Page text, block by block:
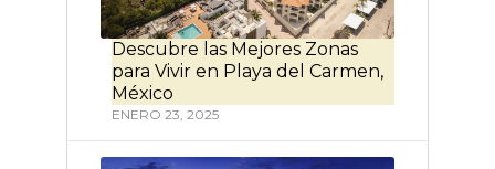
Descubre las Mejores Zonas
para Vivir en Playa del Carmen,
México
ENERO 23, 2025